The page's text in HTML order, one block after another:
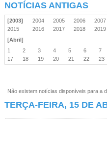
NOTÍCIAS ANTIGAS
[2003] 2004 2005 2006
2015
2016 2017 2018
[Abril]
1
2 3 4 5 6
7
17
18 19 20 21 22 23
Não existem notícias disponíveis para a
TERÇA-FEIRA, 15 DE